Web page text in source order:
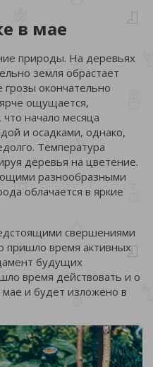
в мае
природы. На деревьях
земля обрастает
окончательно
ощущается,
начало месяца
и осадками, однако,
Температура
деревья на цветение.
разнообразными
облачается в яркие
свершениями
пришло время активных
будущих
время действовать и о
мае и будет изложено в